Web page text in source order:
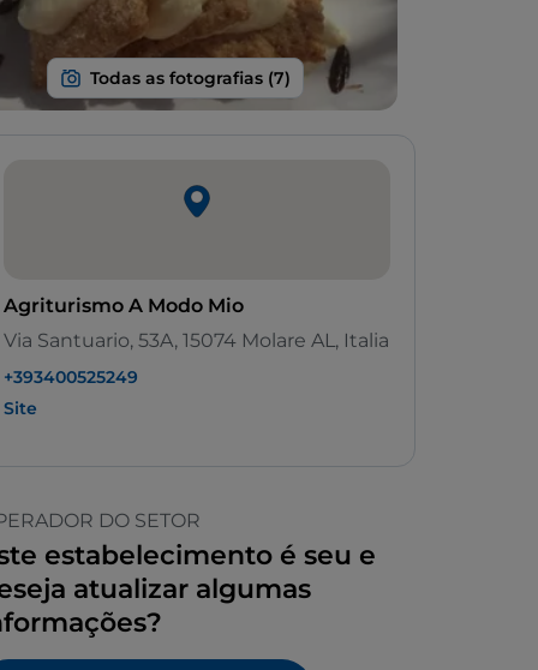
Agriturismo A Modo Mio
Via Santuario, 53A, 15074 Molare AL, Italia
+393400525249
Site
DO SETOR
estabelecimento é seu e
atualizar algumas